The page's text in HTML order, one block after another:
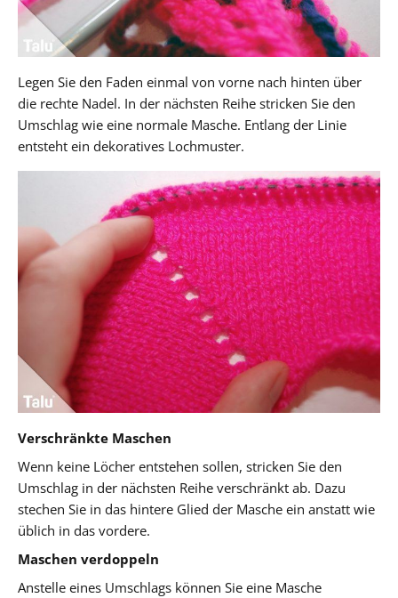
Legen Sie den Faden einmal von vorne nach hinten über
die rechte Nadel. In der nächsten Reihe stricken Sie den
Umschlag wie eine normale Masche. Entlang der Linie
entsteht ein dekoratives Lochmuster.
Verschränkte Maschen
Wenn keine Löcher entstehen sollen, stricken Sie den
Umschlag in der nächsten Reihe verschränkt ab. Dazu
stechen Sie in das hintere Glied der Masche ein anstatt wie
üblich in das vordere.
Maschen verdoppeln
Anstelle eines Umschlags können Sie eine Masche